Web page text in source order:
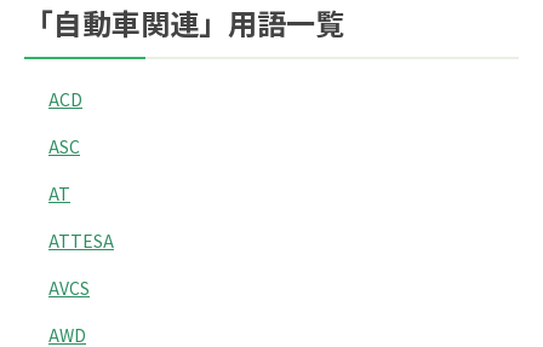
「自動車関連」用語一覧
ACD
ASC
AT
ATTESA
AVCS
AWD